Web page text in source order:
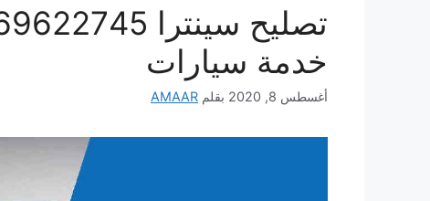
خدمة سيارات
أغسطس 8, 2020 بقلم AMAAR